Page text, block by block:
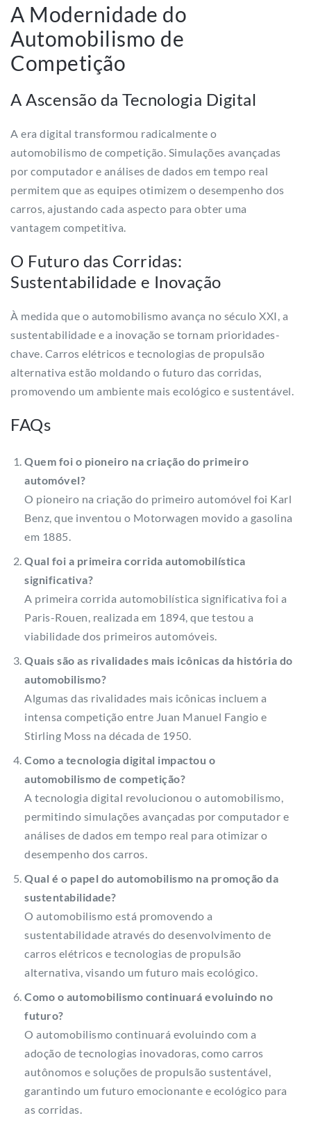
A Modernidade do
Automobilismo de
Competição
A Ascensão da Tecnologia Digital
A era digital transformou radicalmente o
automobilismo de competição. Simulações avançadas
por computador e análises de dados em tempo real
permitem que as equipes otimizem o desempenho dos
carros, ajustando cada aspecto para obter uma
vantagem competitiva.
O Futuro das Corridas:
Sustentabilidade e Inovação
À medida que o automobilismo avança no século XXI, a
sustentabilidade e a inovação se tornam prioridades-
chave. Carros elétricos e tecnologias de propulsão
alternativa estão moldando o futuro das corridas,
promovendo um ambiente mais ecológico e sustentável.
FAQs
Quem foi o pioneiro na criação do primeiro
automóvel?
O pioneiro na criação do primeiro automóvel foi Karl
Benz, que inventou o Motorwagen movido a gasolina
em 1885.
Qual foi a primeira corrida automobilística
significativa?
A primeira corrida automobilística significativa foi a
Paris-Rouen, realizada em 1894, que testou a
viabilidade dos primeiros automóveis.
Quais são as rivalidades mais icônicas da história do
automobilismo?
Algumas das rivalidades mais icônicas incluem a
intensa competição entre Juan Manuel Fangio e
Stirling Moss na década de 1950.
Como a tecnologia digital impactou o
automobilismo de competição?
A tecnologia digital revolucionou o automobilismo,
permitindo simulações avançadas por computador e
análises de dados em tempo real para otimizar o
desempenho dos carros.
Qual é o papel do automobilismo na promoção da
sustentabilidade?
O automobilismo está promovendo a
sustentabilidade através do desenvolvimento de
carros elétricos e tecnologias de propulsão
alternativa, visando um futuro mais ecológico.
Como o automobilismo continuará evoluindo no
futuro?
O automobilismo continuará evoluindo com a
adoção de tecnologias inovadoras, como carros
autônomos e soluções de propulsão sustentável,
garantindo um futuro emocionante e ecológico para
as corridas.